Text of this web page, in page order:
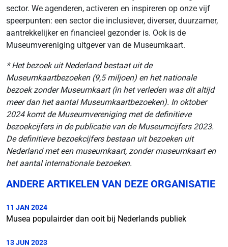
sector. We agenderen, activeren en inspireren op onze vijf
speerpunten: een sector die inclusiever, diverser, duurzamer,
aantrekkelijker en financieel gezonder is. Ook is de
Museumvereniging uitgever van de Museumkaart.
* Het bezoek uit Nederland bestaat uit de
Museumkaartbezoeken (9,5 miljoen) en het nationale
bezoek zonder Museumkaart (in het verleden was dit altijd
meer dan het aantal Museumkaartbezoeken). In oktober
2024 komt de Museumvereniging met de definitieve
bezoekcijfers in de publicatie van de Museumcijfers 2023.
De definitieve bezoekcijfers bestaan uit bezoeken uit
Nederland met een museumkaart, zonder museumkaart en
het aantal internationale bezoeken.
ANDERE ARTIKELEN VAN DEZE ORGANISATIE
11 JAN 2024
Musea populairder dan ooit bij Nederlands publiek
13 JUN 2023